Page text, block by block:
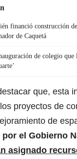
financió construcción
de Caquetá
de colegio que
que, esta
proyectos de
de
el Gobierno
asignado